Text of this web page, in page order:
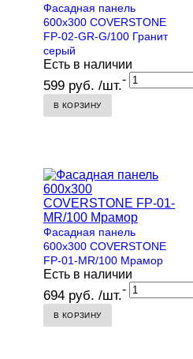
Фасадная панель
600х300 COVERSTONE
FP-02-GR-G/100 Гранит
серый
Есть в наличии
599 руб. /шт.-
В КОРЗИНУ
Фасадная панель
600х300 COVERSTONE
FP-01-MR/100 Мрамор
Есть в наличии
694 руб. /шт.-
В КОРЗИНУ